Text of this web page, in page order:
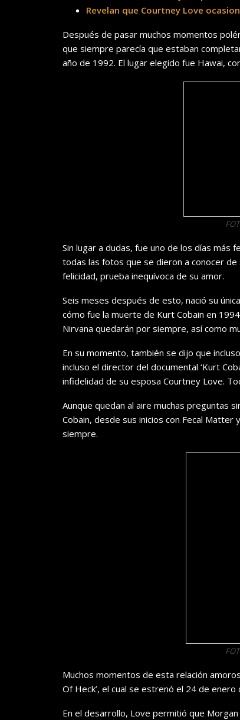
Revelan que Courtney Love
Después de pasar muchos momentos
que siempre parecía que estaban
año de 1992. El lugar elegido fue Hawai,
Sin lugar a dudas, fue uno de los días más
todas las fotos que se dieron a conocer
felicidad, prueba inequívoca de su amor.
Seis meses después de esto, nació su
cómo fue la muerte de Kurt Cobain en
Nirvana quedarán por siempre, así como
En su momento, también se dijo que
incluso el director del documental ‘Kurt
infidelidad de su esposa Courtney Love.
Aunque quedan al aire muchas preguntas
Cobain, desde sus inicios con Fecal
siempre.
Muchos momentos de esta relación
Of Heck’, el cual se estrenó el 24 de
En el desarrollo, Love permitió que